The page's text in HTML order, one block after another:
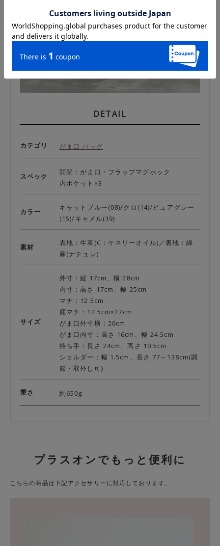
DETAIL
カテゴリ がま口 バッグ
スペック
開閉：がま口・フラップマグホック
内ポケット×3
カラー
キャットブルー(08)/クロ(14)/ピュアグレー
(15)/キャメル(19)
素材
表地：牛革(C：ケネリーオイル)／裏地：綿
麻(ナチュレ)
サイズ
外寸：縦 17cm、横 28cm
内寸：高さ 17cm、幅 25cm
マチ：12.5cm
底マチ：12.5cm×27cm
がま口外寸横：26cm
がま口内寸：高さ 16cm、幅 24.5cm
持ち手：長さ 24cm、高さ 10.5cm
ショルダー：幅 1.5cm、長さ 77～138cm(調
節・取外し可)
重さ 約650g
プラスオンでもっと便利に
こちらの商品は下記アクセサリーに対応しております。